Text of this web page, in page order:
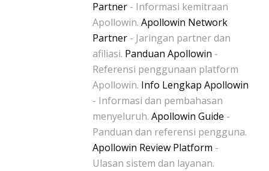
Partner - Informasi kemitraan
Apollowin. Apollowin Network
Partner - Jaringan partner dan
afiliasi. Panduan Apollowin -
Referensi penggunaan platform
Apollowin. Info Lengkap Apollowin
- Informasi dan pembahasan
menyeluruh. Apollowin Guide -
Panduan dan referensi pengguna.
Apollowin Review Platform -
Ulasan sistem dan layanan.